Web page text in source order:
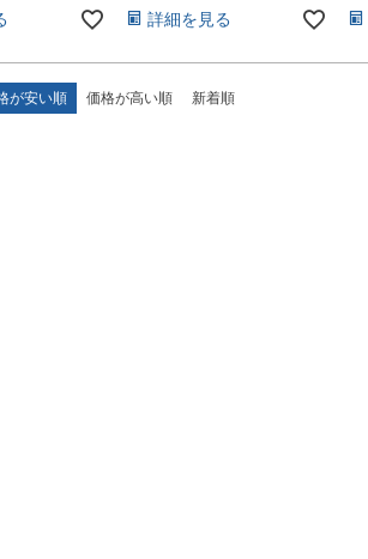
詳細を見る
が安い順 価格が高い順 新着順